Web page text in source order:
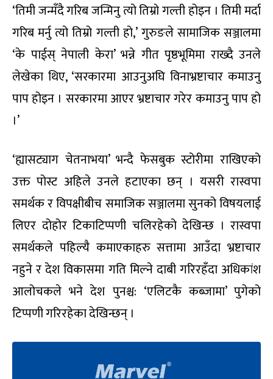
‘तिमी जन्मँदै गरिब जन्मिनु त्यो तिम्रो गल्ती होइन । तिमी मर्दा
गरिब मर्नु त्यो तिम्रो गल्ती हो,’ गुरुङले सामाजिक सञ्जालमा
‘के पाईस् नेपाली केरा’ भन्ने गीत पृष्ठभूमिमा राख्दै उनले
लेखेका थिए, ‘सरकारमा आउनुअघि विनाभ्रष्टाचार कमाउनु
पाप होइन । सरकारमा आएर भ्रष्टाचार गरेर कमाउनु पाप हो
।’
‘ह्यासट्याग चेतनाभया’ भन्दै फेसबुक स्टोरीमा राखिएको
उक्त पोस्ट अहिले उनले हटाएका छन् । यसरी रास्वपा
समर्थक र विपक्षीबीच समाजिक सञ्जालमा सुनको विषयलाई
लिएर दोहोर टिकाटिप्पणी चलिरहेको देखिन्छ । रास्वपा
समर्थकले पहिल्यै कमाएकाहरु सत्तामा आउँदा भ्रष्टाचार
नहुने र देश विकासमा गति मिल्ने दाबी गरिरहँदा अधिकांश
आलोचकले भने देश पुनश्च: ‘एलिटकै कब्जामा’ पुगेको
टिप्पणी गरिरहेका देखिन्छन् ।